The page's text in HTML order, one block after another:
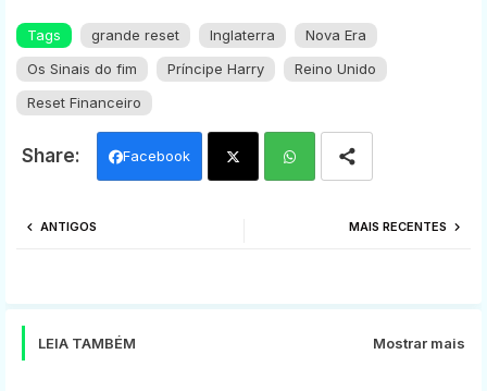
Tags grande reset Inglaterra
Nova Era
Os Sinais do fim
Príncipe Harry
Reino Unido
Reset Financeiro
Facebook
MAIS RECENTES
ANTIGOS
LEIA TAMBÉM Mostrar mais